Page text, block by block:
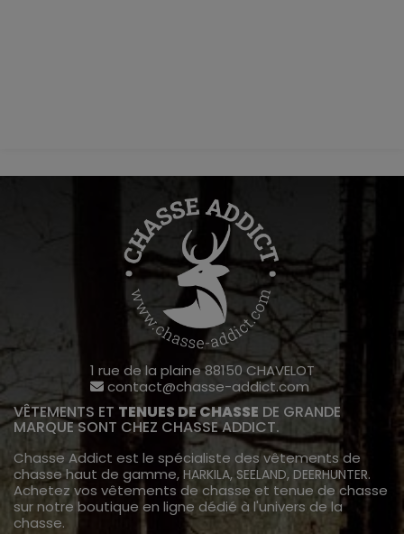
1 rue de la plaine 88150 CHAVELOT
contact@chasse-addict.com
VÊTEMENTS ET TENUES DE CHASSE DE GRANDE
MARQUE SONT CHEZ CHASSE ADDICT.
Chasse Addict est le spécialiste des vêtements de
chasse haut de gamme, HARKILA, SEELAND, DEERHUNTER.
Achetez vos vêtements de chasse et tenue de chasse
sur notre boutique en ligne dédié à l'univers de la
chasse.